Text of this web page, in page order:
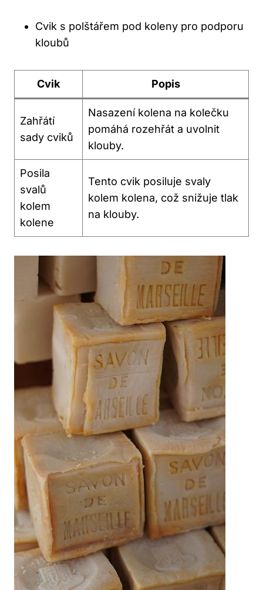
Cvik s polštářem pod koleny pro podporu
kloubů
Cvik Popis
Zahřátí
sady cviků
Nasazení kolena na kolečku
pomáhá rozehřát a uvolnit
klouby.
Posila
svalů
kolem
kolene
Tento cvik posiluje svaly
kolem kolena, což snižuje tlak
na klouby.